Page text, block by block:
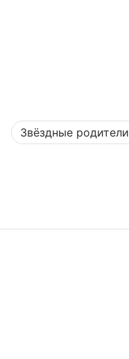
Звёздные родители